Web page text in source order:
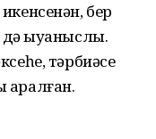
бер
ҡыуаныслы.
тәрбиәсе